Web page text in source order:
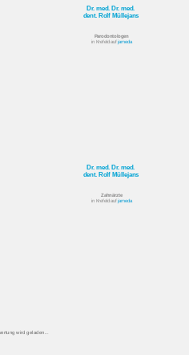
Dr. med. Dr. med.
dent. Rolf Müllejans
Parodontologen
in Krefeld aufjameda
Dr. med. Dr. med.
dent. Rolf Müllejans
Zahnärzte
in Krefeld aufjameda
wird geladen...